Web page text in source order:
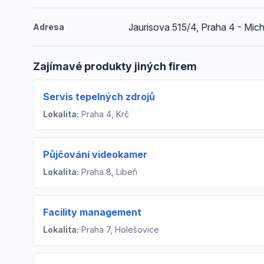
Adresa Jaurisova 515/4, Praha 4 -
Zajímavé produkty jiných firem
Servis tepelných zdrojů
Lokalita: Praha 4, Krč
Půjčování videokamer
Lokalita: Praha 8, Libeň
Facility management
Lokalita: Praha 7, Holešovice